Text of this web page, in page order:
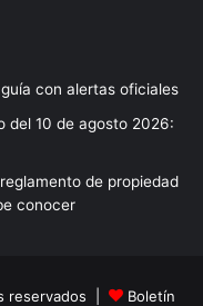
con alertas oficiales
del 10 de agosto 2026:
de propiedad
conocer
reservados | Boletín